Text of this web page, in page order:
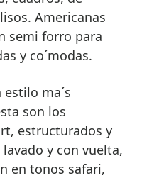
Americanas
semi forro para
y co´modas.
ma´s
son los
estructurados y
y con vuelta,
en tonos safari,